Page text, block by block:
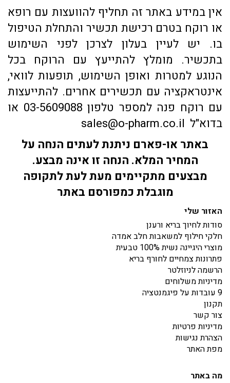
אין במידע באתר זה תחליף להוועצות עם רופא
או רוקח בטרם רכישת תכשיר והתחלת הטיפול
בו. יש לעיין בעלון לצרכן לפני השימוש
בתכשיר. מומלץ להתייעץ עם הרוקח בכל
הנוגע למטרות ואופן השימוש, תופעות לוואי,
אינטראקציה עם תכשירים אחרים. להתייעצות
עם רוקח פנה למספר טלפון 03-5609088 או
בדוא"ל sales@o-pharm.co.il
באתר או-פארם ניתנת לעתים הנחה על
המחיר המלא. הנחה זו אינה מבצע.
מבצעים מתקיימים מעת לעת לתקופה
מוגבלת כמפורסם באתר
האזור שלי
סודות לחיוך בריא ורענן
חלקי חילוף למשאבות חלב אמדה
מוצרי היגיינה נשית 100% טבעית
פתרונות צמחיים לחורף בריא
הרשמה לניוזלטר
מדיניות משלוחים
9 עובדות על פיגמנטציה
תקנון
צור קשר
מדיניות פרטיות
הצהרת נגישות
מפת האתר
מה באתר